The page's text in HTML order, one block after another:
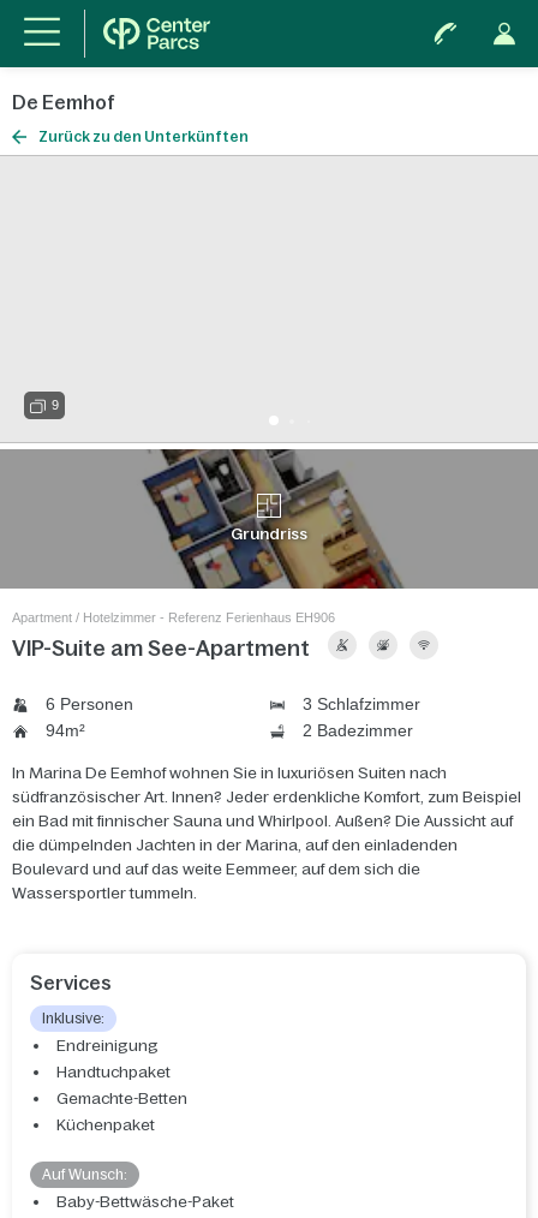
De Eemhof
Zurück zu den Unterkünften
9
Grundriss
Apartment / Hotelzimmer - Referenz Ferienhaus EH906
VIP-Suite am See-Apartment
6 Personen
3 Schlafzimmer
94m²
2 Badezimmer
In Marina De Eemhof wohnen Sie in luxuriösen Suiten nach
südfranzösischer Art. Innen? Jeder erdenkliche Komfort, zum Beispiel
ein Bad mit finnischer Sauna und Whirlpool. Außen? Die Aussicht auf
die dümpelnden Jachten in der Marina, auf den einladenden
Boulevard und auf das weite Eemmeer, auf dem sich die
Wassersportler tummeln.
Services
Inklusive:
Endreinigung
Handtuchpaket
Gemachte-Betten
Küchenpaket
Auf Wunsch:
Baby-Bettwäsche-Paket